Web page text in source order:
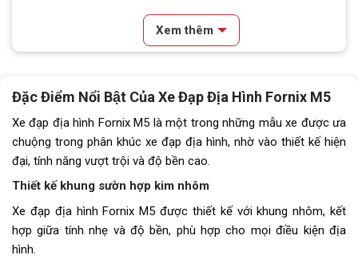
Hợp kim nhôm 2 lớp,cao 2,5cm
Lốp xe CST 26×1.95
líp)
Tăng tốc trước (Gạt
đĩa)
EROADE
Tăng tốc sau (Gạt líp) EROADE
Đùi đĩa
Hợp kim nhôm, Cốt vuông, Bạc
đạn
Xem thêm
Đặc Điểm Nổi Bật Của XeĐạp Địa Hình Fornix M5
Xe đạp địa hình Fornix M5 là một trong những mẫu xe được ưa
chuộng trong phân khúc xe đạp địa hình, nhờ vào thiết kế hiện
đại, tính năng vượt trội và độ bền cao.
Thiết kế khung sườn hợp kim nhôm
Xe đạp địa hình Fornix M5 được thiết kế với khung nhôm, kết
hợp giữa tính nhẹ và độ bền, phù hợp cho mọi điều kiện địa
hình.